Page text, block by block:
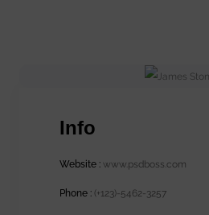
Info
Website : www.psdboss.com
Phone : (+123)-5462-3257